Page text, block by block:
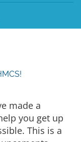
made a
you get up
This is a